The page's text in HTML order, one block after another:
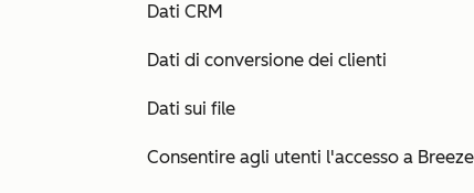
Dati CRM
Dati di conversione dei clienti
Dati sui file
Consentire agli utenti l'accesso a